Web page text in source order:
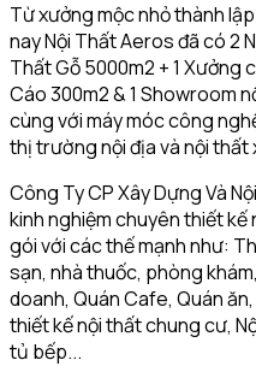
Từ xưởng mộc nhỏ thành
nay Nội Thất Aeros đã có 2
Thất Gỗ 5000m2 + 1 Xưởng
Cáo 300m2 & 1 Showroom
cùng với máy móc công
thị trường nội địa và nội thất
Công Ty CP Xây Dựng Và
kinh nghiệm chuyên thiết
gói với các thế mạnh như:
sạn, nhà thuốc, phòng
doanh, Quán Cafe, Quán
thiết kế nội thất chung cư,
tủ bếp...